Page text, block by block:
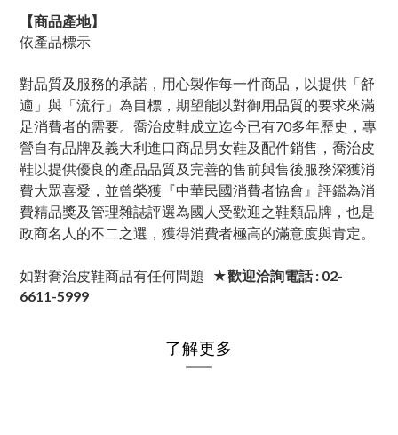
【商品產地】
依產品標示
對品質及服務的承諾，用心製作每一件商品，以提供「舒
適」與「流行」為目標，期望能以對御用品質的要求來滿
足消費者的需要。喬治皮鞋成立迄今已有70多年歷史，專
營自有品牌及義大利進口商品男女鞋及配件銷售，喬治皮
鞋以提供優良的產品品質及完善的售前與售後服務深獲消
費大眾喜愛，並曾榮獲『中華民國消費者協會』評鑑為消
費精品獎及管理雜誌評選為國人受歡迎之鞋類品牌，也是
政商名人的不二之選，獲得消費者極高的滿意度與肯定。
如對喬治皮鞋商品有任何問題
★歡迎洽詢電話 : 02-
6611-5999
了解更多